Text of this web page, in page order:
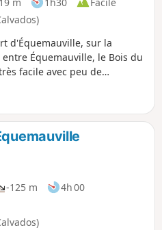
d'Équemauville, sur la
Équemauville, le Bois du
facile avec peu de
familiale (faite avec ma fille
-125 m
4h 00